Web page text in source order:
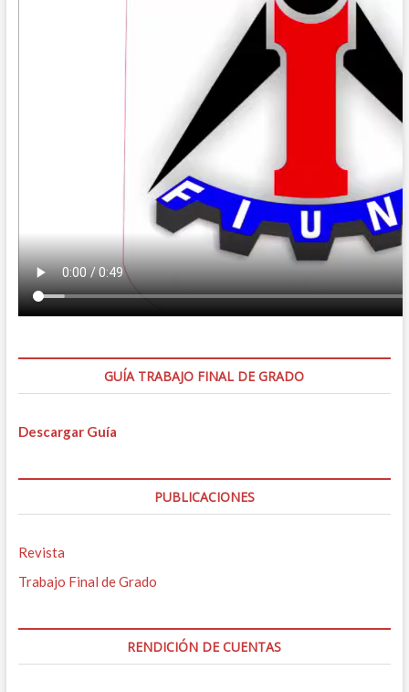
GUÍA TRABAJO FINAL DE GRADO
Descargar Guía
PUBLICACIONES
Revista
Trabajo Final de Grado
RENDICIÓN DE CUENTAS